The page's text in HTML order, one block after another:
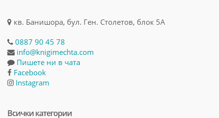
кв. Банишора, бул. Ген. Столетов, блок 5А
0887 90 45 78
info@knigimechta.com
Пишете ни в чата
Facebook
Instagram
Всички категории